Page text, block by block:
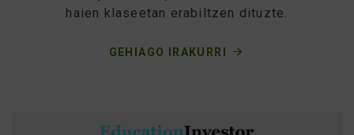
haien klaseetan erabiltzen dituzte.
GEHIAGO IRAKURRI